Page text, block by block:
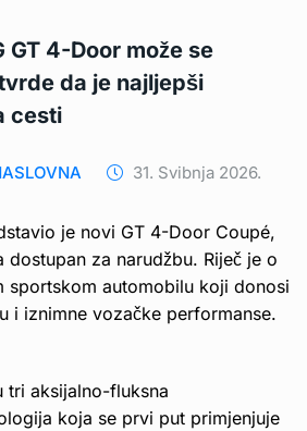
4-Door može se
da je najljepši
cesti
31. Svibnja 2026.
je novi GT 4-Door Coupé,
dostupan za narudžbu. Riječ je o
sportskom automobilu koji donosi
i iznimne vozačke performanse.
tri aksijalno-fluksna
koja se prvi put primjenjuje